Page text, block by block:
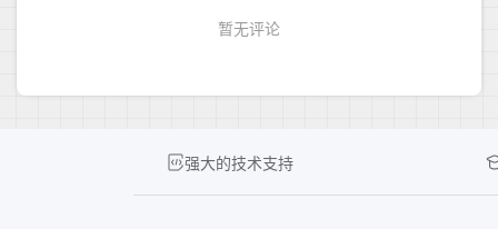
强大的技术支持